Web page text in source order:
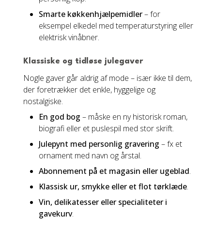
Smarte køkkenhjælpemidler– for
eksempel elkedel med temperaturstyring eller
elektrisk vinåbner.
Klassiske og tidløse julegaver
Nogle gaver går aldrig af mode – især ikke til dem,
der foretrækker det enkle, hyggelige og
nostalgiske.
En god bog – måske en ny historisk roman,
biografi eller et puslespil med stor skrift.
Julepynt med personlig gravering – fx et
ornament med navn og årstal.
Abonnement på et magasin eller ugeblad.
Klassisk ur, smykke eller et flot tørklæde.
Vin, delikatesser eller specialiteter i
gavekurv.